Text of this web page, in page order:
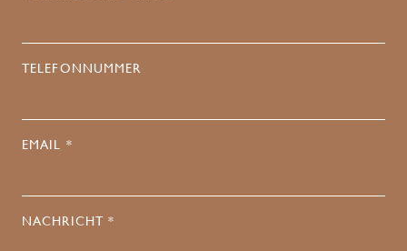
TELEFONNUMMER
EMAIL *
NACHRICHT *